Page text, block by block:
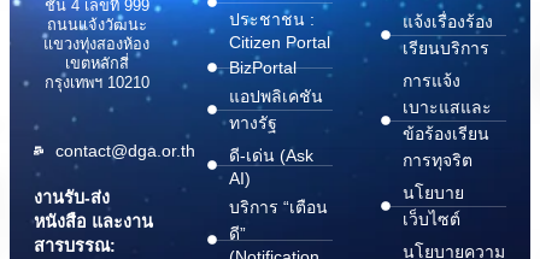
ชั้น 4 เลขที่ 999
ถนนแจ้งวัฒนะ
แขวงทุ่งสองห้อง
เขตหลักสี่
กรุงเทพฯ 10210
contact@dga.or.th
งานรับ-ส่ง
หนังสือ และงาน
สารบรรณ:
ประชาชน :
Citizen Portal
BizPortal
แอปพลิเคชัน
ทางรัฐ
ดี-เด่น (Ask
AI)
บริการ “เตือน
ดี”
แจ้งเรื่องร้อง
เรียนบริการ
การแจ้ง
เบาะแสและ
ข้อร้องเรียน
การทุจริต
นโยบาย
เว็บไซต์
นโยบายความ